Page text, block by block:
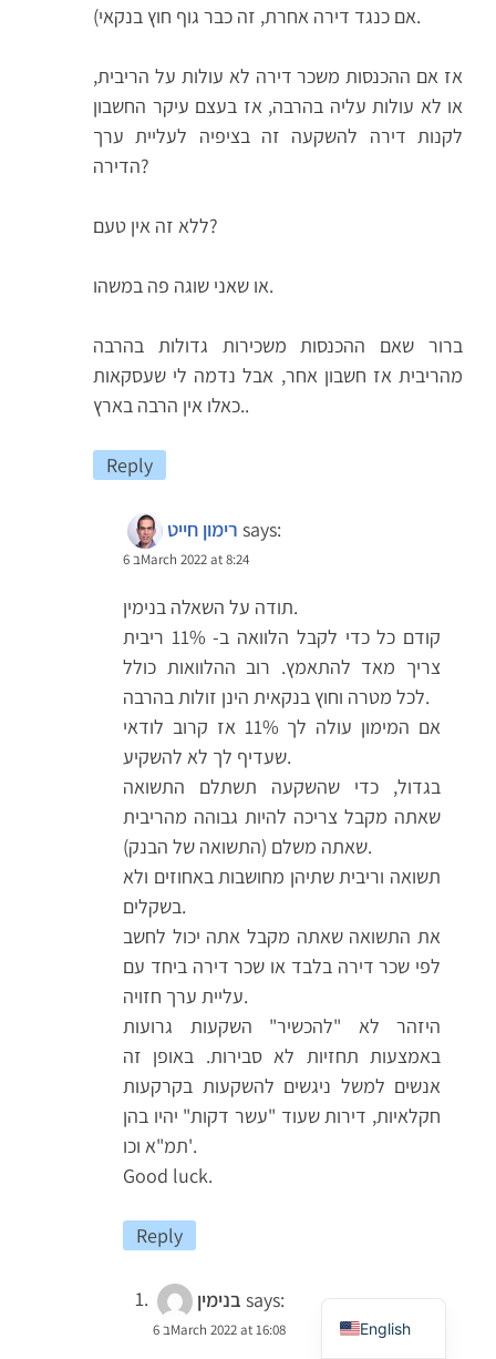
אם כנגד דירה אחרת, זה כבר גוף חוץ בנקאי).
אז אם ההכנסות משכר דירה לא עולות על הריבית,
או לא עולות עליה בהרבה, אז בעצם עיקר החשבון
לקנות דירה להשקעה זה בציפיה לעליית ערך
הדירה?
ללא זה אין טעם?
או שאני שוגה פה במשהו.
ברור שאם ההכנסות משכירות גדולות בהרבה
מהריבית אז חשבון אחר, אבל נדמה לי שעסקאות
כאלו אין הרבה בארץ..
Reply
רימון חייט says:
6 בMarch 2022 at 8:24
תודה על השאלה בנימין.
קודם כל כדי לקבל הלוואה ב- 11% ריבית
צריך מאד להתאמץ. רוב ההלוואות כולל
לכל מטרה וחוץ בנקאית הינן זולות בהרבה.
אם המימון עולה לך 11% אז קרוב לודאי
שעדיף לך לא להשקיע.
בגדול, כדי שהשקעה תשתלם התשואה
שאתה מקבל צריכה להיות גבוהה מהריבית
שאתה משלם (התשואה של הבנק).
תשואה וריבית שתיהן מחושבות באחוזים ולא
בשקלים.
את התשואה שאתה מקבל אתה יכול לחשב
לפי שכר דירה בלבד או שכר דירה ביחד עם
עליית ערך חזויה.
היזהר לא "להכשיר" השקעות גרועות
באמצעות תחזיות לא סבירות. באופן זה
אנשים למשל ניגשים להשקעות בקרקעות
חקלאיות, דירות שעוד "עשר דקות" יהיו בהן
תמ"א וכו'.
Good luck.
Reply
בנימין says:
6 בMarch 2022 at 16:08 English